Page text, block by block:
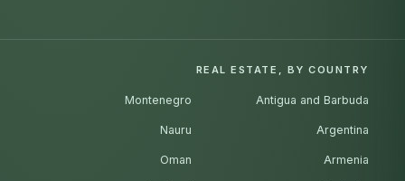
REAL ESTATE, BY COUNTRY
Antigua and Barbuda
Argentina
Armenia
Montenegro
Nauru
Oman